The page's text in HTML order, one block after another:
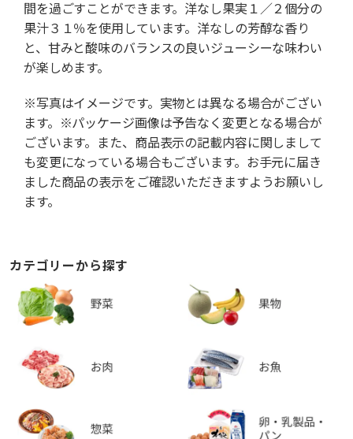
間を過ごすことができます。洋なし果実１／２個分の
果汁３１％を使用しています。洋なしの芳醇な香り
と、甘みと酸味のバランスの良いジューシーな味わい
が楽しめます。
※写真はイメージです。実物とは異なる場合がござい
ます。※パッケージ画像は予告なく変更となる場合が
ございます。また、商品表示の記載内容に関しまして
も変更になっている場合もございます。お手元に届き
ました商品の表示をご確認いただきますようお願いし
ます。
カテゴリーから探す